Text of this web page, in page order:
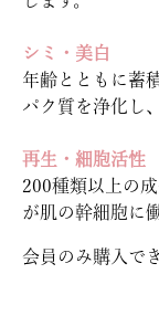
シミ・美白
年齢とともに蓄
パク質を浄化し
再生・細胞活性
200種類以上の
が肌の幹細胞に
会員のみ購入で